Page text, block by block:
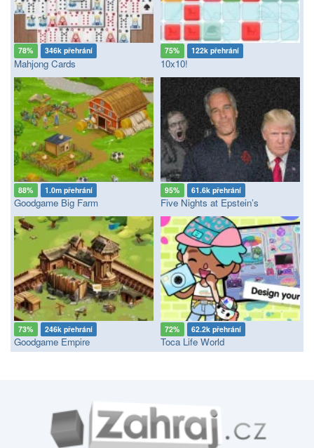
78% 346k přehrání
Mahjong Cards
75% 122k přehrání
10x10!
88% 1.0m přehrání
Goodgame Big Farm
95% 61.6k přehrání
Five Nights at Epstein’s
73% 246k přehrání
Goodgame Empire
72% 62.2k přehrání
Toca Life World